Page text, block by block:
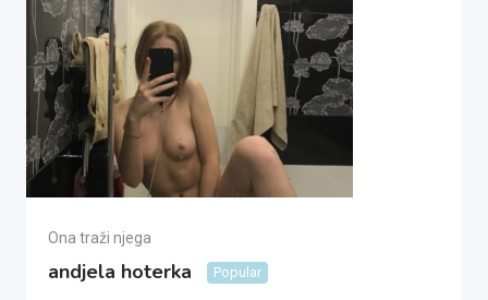
Ona traži njega
andjela hoterka Popular